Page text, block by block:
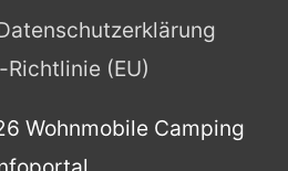
Richtlinie (EU)
Wohnmobile Camping